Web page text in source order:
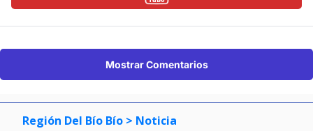
Mostrar Comentarios
Región Del Bío Bío > Noticia